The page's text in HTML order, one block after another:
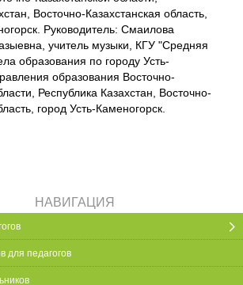
Восточно-Казахстанская область,
Руководитель: Смаилова
учитель музыки, КГУ "Средняя
образования по городу Усть-
образования Восточно-
Республика Казахстан, Восточно-
город Усть-Каменогорск.
НАВИГАЦИЯ
для педагогов